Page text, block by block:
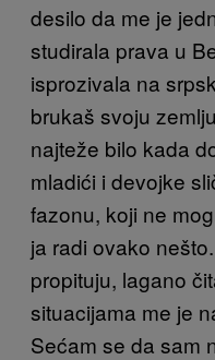
desilo da me je
studirala prava u
isprozivala na
brukaš svoju
najteže bilo kada
mladići i devojke
fazonu, koji ne
ja radi ovako
propituju, lagano
situacijama me je
Sećam se da sam